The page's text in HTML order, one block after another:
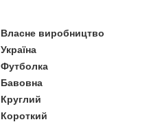
Власне виробництво
Україна
Футболка
Бавовна
Круглий
Короткий